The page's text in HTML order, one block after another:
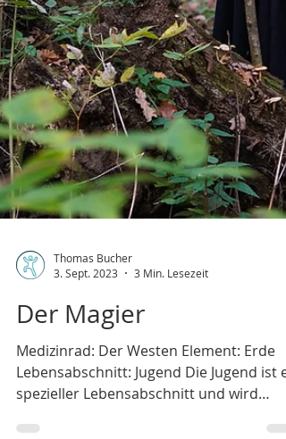
Thomas Bucher
3. Sept. 2023
3 Min. Lesezeit
Der Magier
Medizinrad: Der Westen Element: Erde